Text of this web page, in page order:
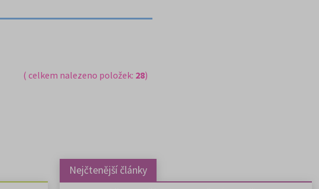
( celkem nalezeno položek: 28)
Nejčtenější články